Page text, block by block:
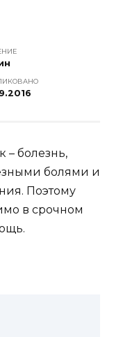
– болезнь,
болями и
Поэтому
в срочном